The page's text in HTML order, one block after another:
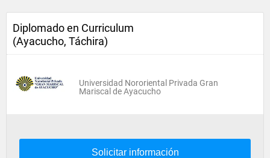
Diplomado en Curriculum
(Ayacucho, Táchira)
Universidad Nororiental Privada Gran
Mariscal de Ayacucho
Solicitar información